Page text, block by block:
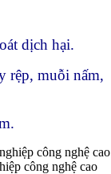
dịch hại.
rệp, muỗi nấm,
công nghệ cao